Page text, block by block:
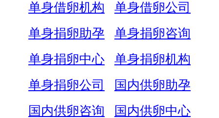
单身借卵机构
单身借卵公司
单身捐卵助孕
单身捐卵咨询
单身捐卵中心
单身捐卵机构
单身捐卵公司
国内供卵助孕
国内供卵咨询
国内供卵中心